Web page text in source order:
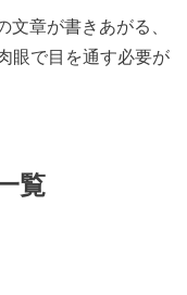
章が書きあがる、
眼で目を通す必要が
覧